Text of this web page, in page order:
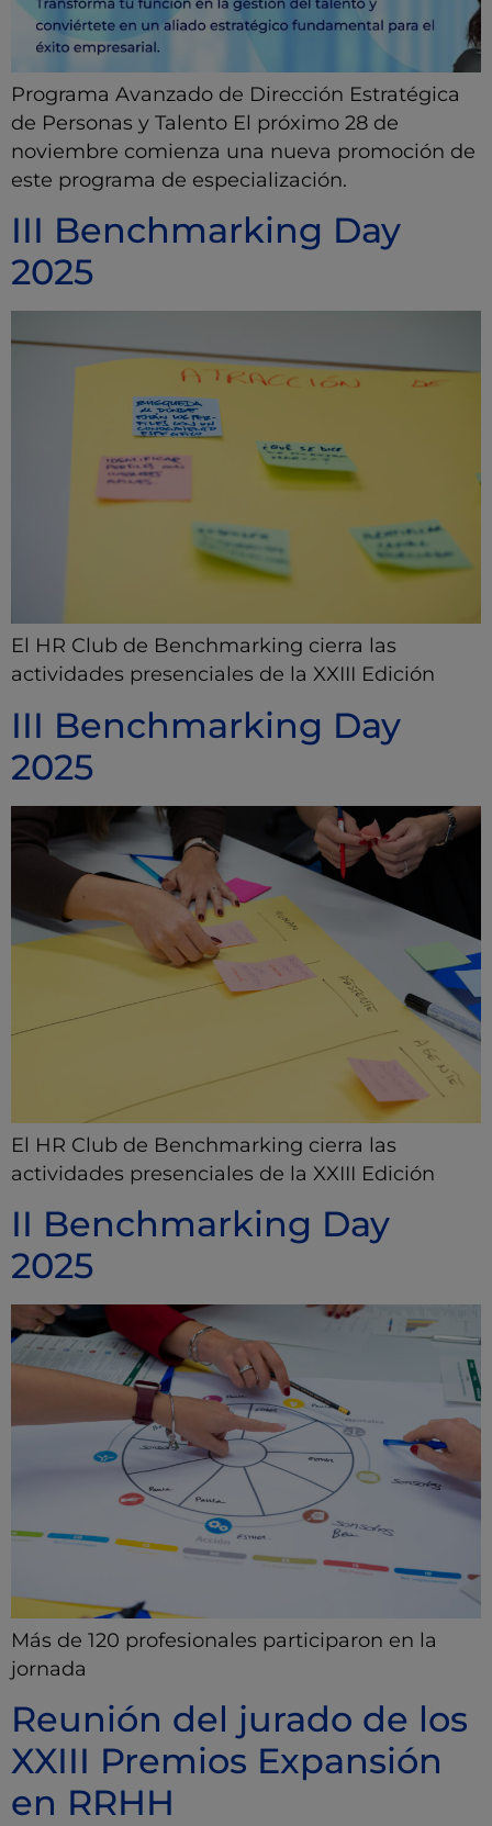
Programa Avanzado de Dirección Estratégica
de Personas y Talento El próximo 28 de
noviembre comienza una nueva promoción de
este programa de especialización.
III Benchmarking Day
2025
El HR Club de Benchmarking cierra las
actividades presenciales de la XXIII Edición
III Benchmarking Day
2025
El HR Club de Benchmarking cierra las
actividades presenciales de la XXIII Edición
II Benchmarking Day
2025
Más de 120 profesionales participaron en la
jornada
Reunión del jurado de los
XXIII Premios Expansión
en RRHH